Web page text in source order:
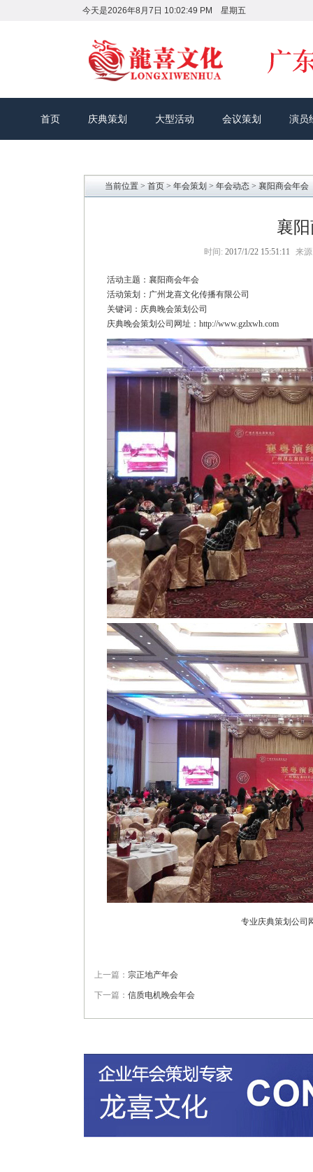
今天是2026年8月7日 10:02:50 PM 星期五
首页 庆典策划 大型活动 会议策划 演员
当前位置 > 首页 > 年会策划 > 年会动态 > 襄阳商会年会
襄
时间: 2017/1/22 15:51:11 来
活动主题：襄阳商会年会
活动策划：广州龙喜文化传播有限公司
关键词：庆典晚会策划公司
庆典晚会策划公司网址：http://www.gzlxwh.com
专业庆典策划公司
上一篇： 宗正地产年会
下一篇： 信质电机晚会年会